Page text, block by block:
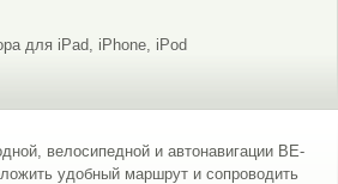
для iPad, iPhone, iPod
велосипедной и автонавигации BE-
удобный маршрут и сопроводить